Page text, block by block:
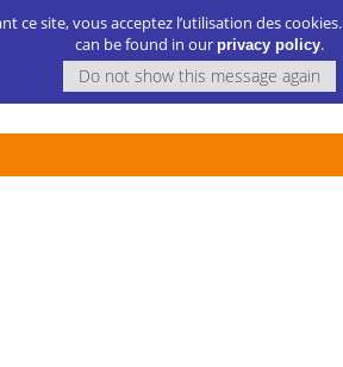
ce site, vous acceptez l’utilisation des cookies.
can be found in our privacy policy.